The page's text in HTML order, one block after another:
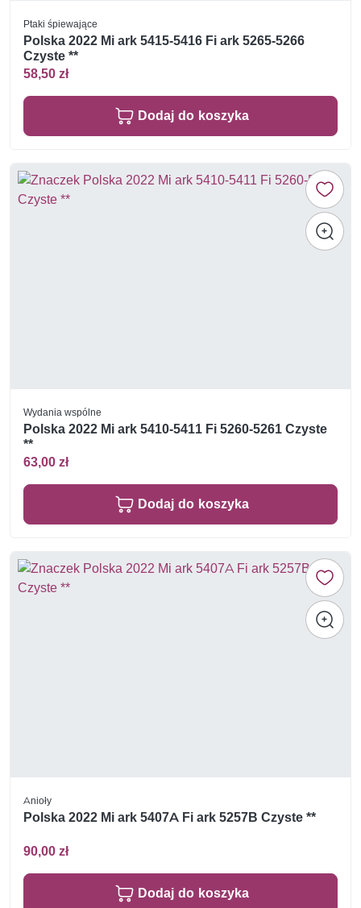
Ptaki śpiewające
Polska 2022 Mi ark 5415-5416 Fi ark 5265-5266
Czyste **
58,50 zł
Dodaj do koszyka
Wydania wspólne
Polska 2022 Mi ark 5410-5411 Fi 5260-5261 Czyste
**
63,00 zł
Dodaj do koszyka
Anioły
Polska 2022 Mi ark 5407A Fi ark 5257B Czyste **
90,00 zł
Dodaj do koszyka